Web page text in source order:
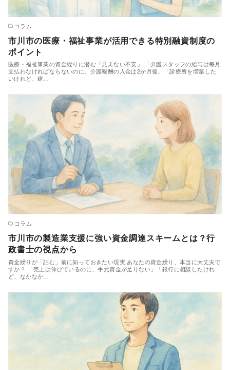
コラム
市川市の医療・福祉事業が活用できる特別融資制度の
ポイント
医療・福祉事業の資金繰りに潜む「見えない不安」 「介護スタッフの給与は毎月
支払わなければならないのに、介護報酬の入金は2か月後」「診療所を増築した
いけれど、建…
コラム
市川市の製造業支援に強い資金調達スキームとは？行
政書士の視点から
資金繰りが「詰む」前に知っておきたい現実 あなたの資金繰り、本当に大丈夫で
すか？ 「売上は伸びているのに、手元資金が足りない」「銀行に相談したけれ
ど、なかなか…